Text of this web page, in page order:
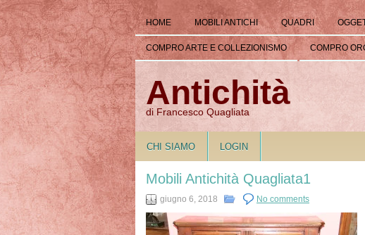
HOME MOBILI ANTICHI QUADRI
COMPRO ARTE E COLLEZIONISMO COMPRO
Antichità
di Francesco Quagliata
CHI SIAMO LOGIN
Mobili Antichità Quagliata1
giugno 6, 2018 No comments